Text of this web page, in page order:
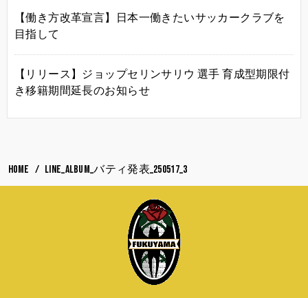
【働き方改革宣言】日本一働きたいサッカークラブを
目指して
【リリース】ジョップセリンサリウ 選手 育成型期限付
き移籍期間延長のお知らせ
HOME LINE_ALBUM_バティ発表_250517_3